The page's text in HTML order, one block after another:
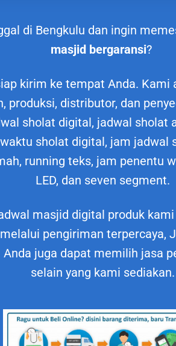
di Bengkulu dan ingin
masjid bergaransi?
kirim ke tempat Anda. Kami
produksi, distributor, dan
sholat digital, jadwal sholat
sholat digital, jam jadwal
running teks, jam penentu
LED, dan seven segment.
masjid digital produk
pengiriman terpercaya,
Anda juga dapat memilih jasa
selain yang kami sediakan.